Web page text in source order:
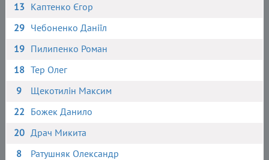
13 Каптенко Єгор
29 Чебоненко Даніїл
19 Пилипенко Роман
18 Тер Олег
9
Щекотилін Максим
22 Божек Данило
20 Драч Микита
8
Ратушняк Олександр